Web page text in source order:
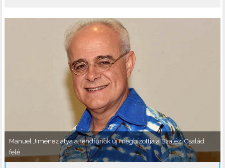
Manuel Jiménez atya a rendfőnök új megbízottja a Szalézi Család
felé